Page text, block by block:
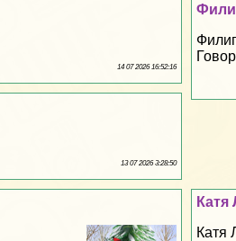
14 07 2026 16:52:16
13 07 2026 3:28:50
Катя
Катя